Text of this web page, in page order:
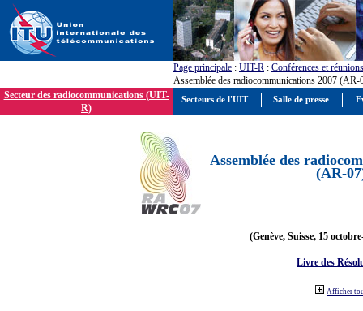
Page principale : UIT-R : Conférences et réunions
Assemblée des radiocommunications 2007 (AR-
Secteur des radiocommunications (UIT-
R)
Assemblée des
(AR-
(Genève, Suisse, 15
Livre des
Afficher
Secteurs de l'UIT Salle de presse